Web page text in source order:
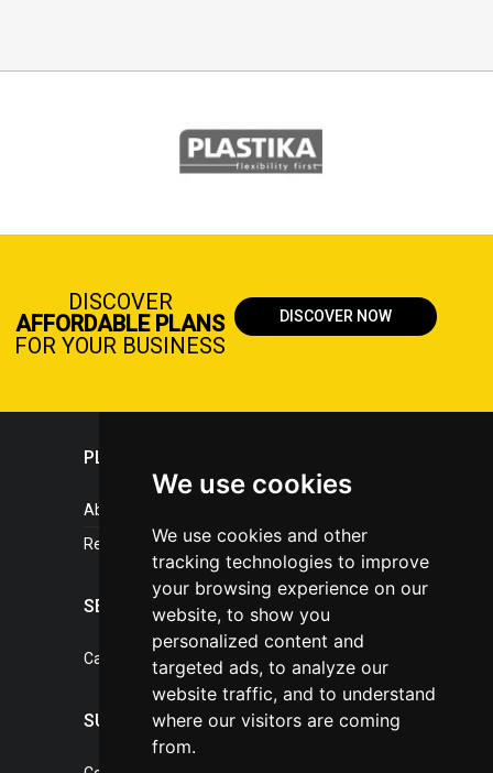
We use cookies
We use cookies and other
tracking technologies to improve
your browsing experience on our
website, to show you
personalized content and
targeted ads, to analyze our
website traffic, and to understand
where our visitors are coming
from.
DISCOVER
AFFORDABLE PLANS
FOR YOUR BUSINESS
DISCOVER NOW
PLASTICPORTAL
About portal
References
SERVICES
Catalogue of our services
SUPPORT